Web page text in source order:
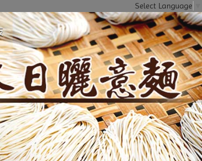
Select Language